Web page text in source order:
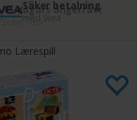
Säker betalning
med Svea
45 dagars ångerrätt
Enkel retur
Lærespill